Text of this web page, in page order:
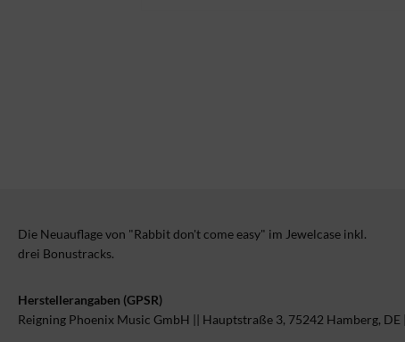
Die Neuauflage von "Rabbit don't come easy" im Jewelcase inkl.
drei Bonustracks.
Herstellerangaben (GPSR)
Reigning Phoenix Music GmbH || Hauptstraße 3, 75242 Hamberg,